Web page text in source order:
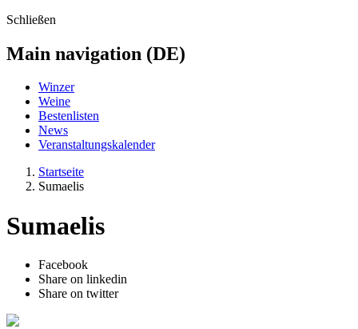
Schließen
Main navigation (DE)
Winzer
Weine
Bestenlisten
News
Veranstaltungskalender
Startseite
Sumaelis
Sumaelis
Facebook
Share on linkedin
Share on twitter